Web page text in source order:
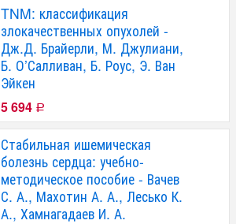
TNM: классификация
злокачественных опухолей -
Дж.Д. Брайерли, М. Джулиани,
Б. О’Салливан, Б. Роус, Э. Ван
Эйкен
5 694 Р
Стабильная ишемическая
болезнь сердца: учебно-
методическое пособие - Вачев
С. А., Махотин А. А., Лесько К.
А., Хамнагадаев И. А.